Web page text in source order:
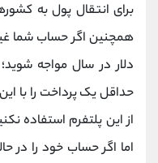
برای انتقال پول به
حداقل یک پرداخت را با
از این پلتفرم استفاده
اما اگر حساب خود را در